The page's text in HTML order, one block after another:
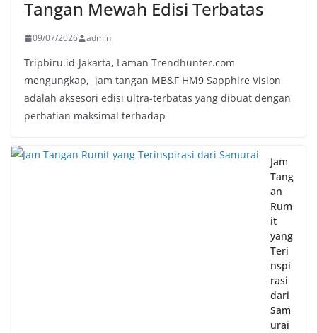
Tangan Mewah Edisi Terbatas
09/07/2026 admin
Tripbiru.id-Jakarta, Laman Trendhunter.com
mengungkap, jam tangan MB&F HM9 Sapphire Vision
adalah aksesori edisi ultra-terbatas yang dibuat dengan
perhatian maksimal terhadap
Jam
Tang
an
Rum
it
yang
Teri
nspi
rasi
dari
Sam
urai